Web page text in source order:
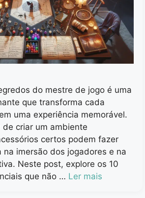
do mestre de jogo é uma
que transforma cada
uma experiência memorável.
criar um ambiente
certos podem fazer
imersão dos jogadores e na
Neste post, explore os 10
que não … Ler mais